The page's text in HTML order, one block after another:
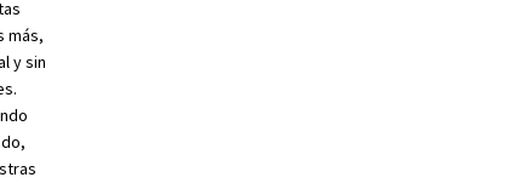
más,
y sin